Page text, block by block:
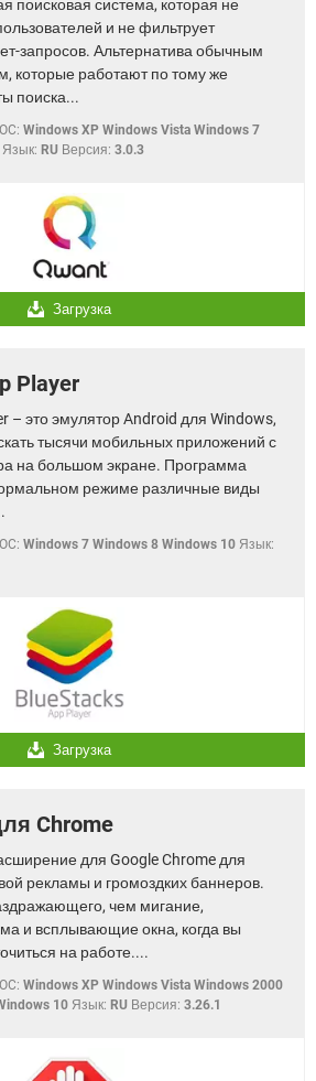
GOOGLE
поисковая система, которая не
и не фильтрует
запросов. Альтернатива обычным
которые работают по тому же
поиска...
OC: Windows XP Windows Vista Windows 7
Язык: RU Версия: 3.0.3
Загрузка
Player
– это эмулятор Android для Windows,
тысячи мобильных приложений с
на большом экране. Программа
режиме различные виды
OC: Windows 7 Windows 8 Windows 10 Язык:
Загрузка
Chrome
для Google Chrome для
рекламы и громоздких баннеров.
чем мигание,
и всплывающие окна, когда вы
на работе....
OC: Windows XP Windows Vista Windows 2000
10 Язык: RU Версия: 3.26.1